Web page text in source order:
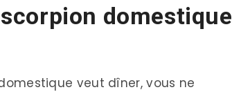
domestique
veut dîner, vous ne